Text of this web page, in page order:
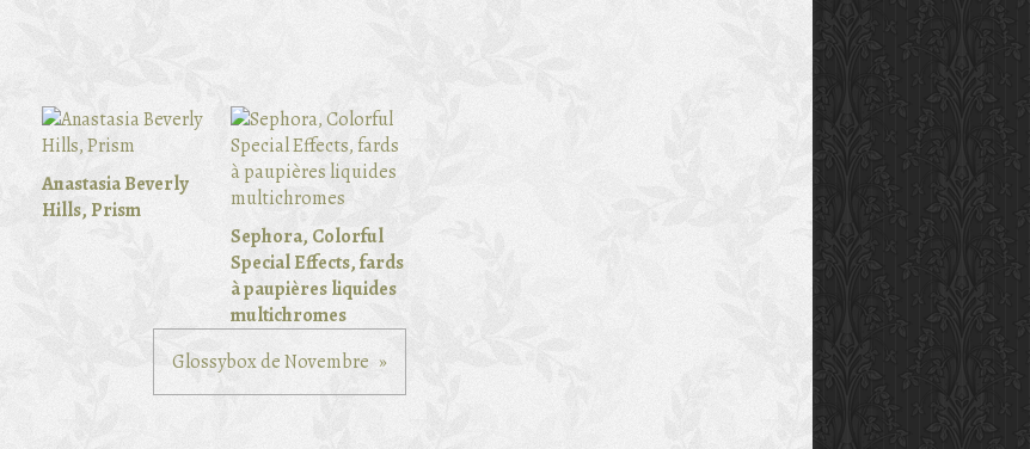
Anastasia Beverly
Hills, Prism
Sephora, Colorful
Special Effects, fards
à paupières liquides
multichromes
Glossybox de Novembre